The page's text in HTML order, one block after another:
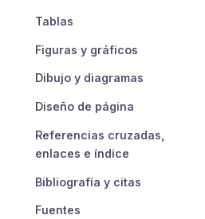
Tablas
Figuras y gráficos
Dibujo y diagramas
Diseño de página
Referencias cruzadas,
enlaces e índice
Bibliografía y citas
Fuentes